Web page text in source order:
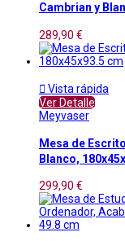
Cambrian y
289,90 €
 Vista rápida
Ver Detalle
Meyvaser
Mesa de
Blanco,
299,90 €